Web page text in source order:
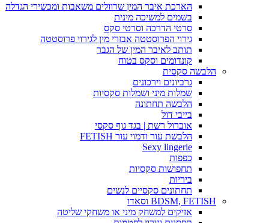
הארכת איבר המין שרוולים משאבות ומכשירי הגדלה
בשמים למשיכה מינית
סרטי הדרכה וסרטי סקס
גירוי הפרוסטטה אבזרי מין לגירוי פרוסטטה
תותב לאיבר המין של הגבר
קונדומים וסקס בטוח
הלבשה סקסית
גרביונים וירכונים
שמלות מיני ושמלות סקסיות
הלבשה תחתונה
בייבי דול
אוברול רשת | בגד גוף סקסי
הלבשת עור ודמוי עור FETISH
Sexy lingerie
כפפות
תחפושות סקסיות
ביריות
תחתונים סקסיים לנשים
BDSM, FETISH וסאדו
אזיקים למשחק מיני או משחקי שליטה